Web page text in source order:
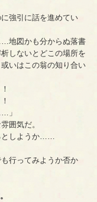
強引に話を進めてい
地図かも分からぬ落書
しないとどこの場所を
いはこの翁の知り合い
」
囲気だ。
としようか……
行ってみようか否か